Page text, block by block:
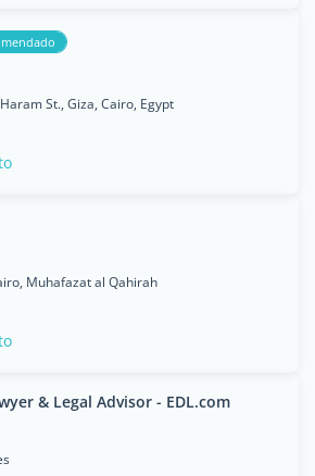
St., Giza, Cairo, Egypt
Muhafazat al Qahirah
& Legal Advisor - EDL.com